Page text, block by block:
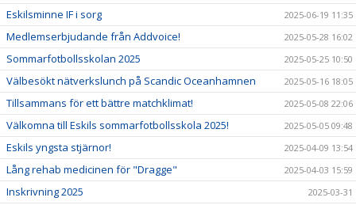
Eskilsminne IF i sorg 2025-06-19 11:35
Medlemserbjudande från Addvoice! 2025-05-28 16:02
Sommarfotbollsskolan 2025 2025-05-25 10:50
Välbesökt nätverkslunch på Scandic Oceanhamnen 2025-05-16 18:05
Tillsammans för ett bättre matchklimat! 2025-05-08 22:06
Välkomna till Eskils sommarfotbollsskola 2025! 2025-05-05 09:48
Eskils yngsta stjärnor! 2025-04-09 13:54
Lång rehab medicinen för "Dragge" 2025-04-03 15:59
Inskrivning 2025 2025-03-31